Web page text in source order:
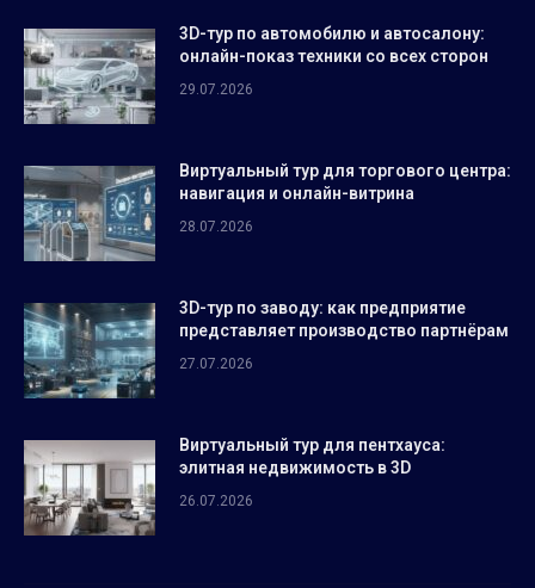
3D-тур по автомобилю и автосалону:
онлайн-показ техники со всех сторон
29.07.2026
Виртуальный тур для торгового центра:
навигация и онлайн-витрина
28.07.2026
3D-тур по заводу: как предприятие
представляет производство партнёрам
27.07.2026
Виртуальный тур для пентхауса:
элитная недвижимость в 3D
26.07.2026